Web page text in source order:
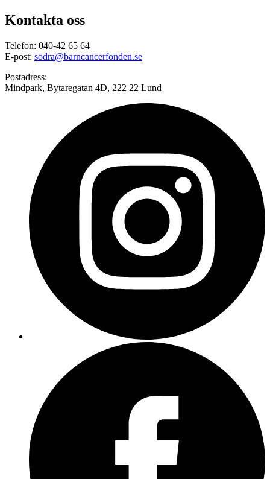
Kontakta oss
Telefon: 040-42 65 64
E-post: sodra@barncancerfonden.se
Postadress:
Mindpark, Bytaregatan 4D, 222 22 Lund